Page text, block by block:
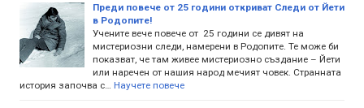
Преди повече от 25 години откриват Следи от Йети
в Родопите!
Учените вече повече от 25 години се дивят на
мистериозни следи, намерени в Родопите. Те може би
показват, че там живее мистериозно създание – Йети
или наречен от нашия народ мечият човек. Странната
история започва с…
Научете повече